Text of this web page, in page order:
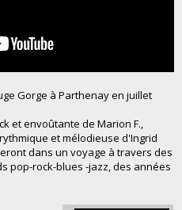
Gorge à Parthenay en juillet
et envoûtante de Marion F.,
et mélodieuse d'Ingrid
dans un voyage à travers des
pop-rock-blues -jazz, des années